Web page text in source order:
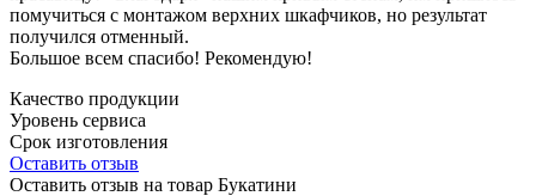
помучиться с монтажом верхних шкафчиков, но результат
получился отменный.
Большое всем спасибо! Рекомендую!
Качество продукции
Уровень сервиса
Срок изготовления
Оставить отзыв
Оставить отзыв на товар Букатини